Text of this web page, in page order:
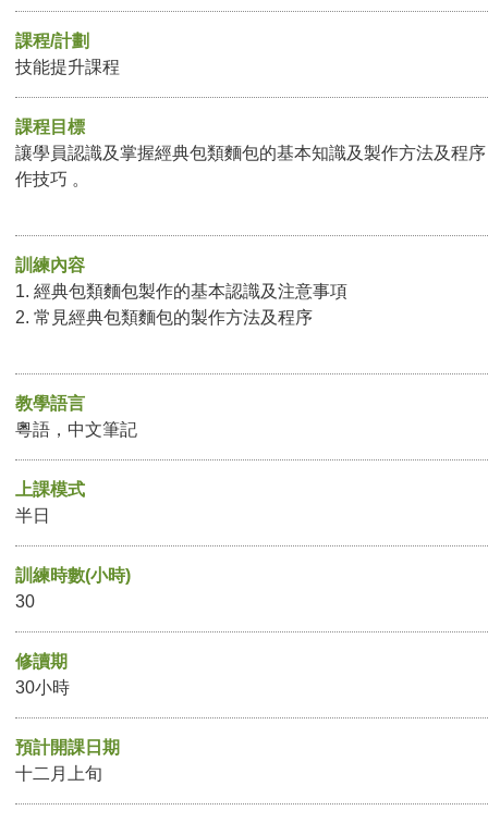
課程/計劃
技能提升課程
課程目標
讓學員認識及掌握經典包類麵包的基本知識及製作方法及程
作技巧 。
訓練內容
1. 經典包類麵包製作的基本認識及注意事項
2. 常見經典包類麵包的製作方法及程序
教學語言
粵語，中文筆記
上課模式
半日
訓練時數(小時)
30
修讀期
30小時
預計開課日期
十二月上旬